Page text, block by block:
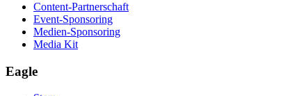
Content-Partnerschaft
Event-Sponsoring
Medien-Sponsoring
Media Kit
Eagle